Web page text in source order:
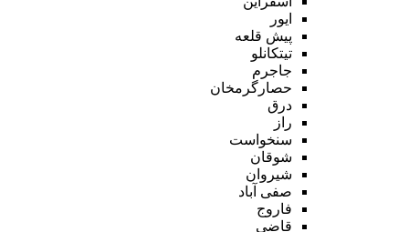
ایور
پیش قلعه
تیتکانلو
جاجرم
حصارگرمخان
درق
راز
سنخواست
شوقان
شیروان
صفی آباد
فاروج
قاضی